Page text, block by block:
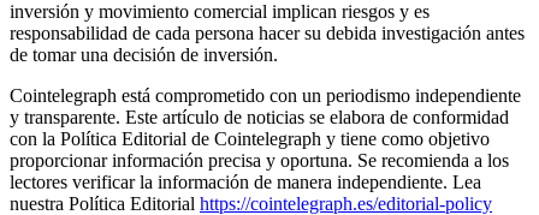
inversión y movimiento comercial implican riesgos y es
responsabilidad de cada persona hacer su debida investigación antes
de tomar una decisión de inversión.
Cointelegraph está comprometido con un periodismo independiente
y transparente. Este artículo de noticias se elabora de conformidad
con la Política Editorial de Cointelegraph y tiene como objetivo
proporcionar información precisa y oportuna. Se recomienda a los
lectores verificar la información de manera independiente. Lea
nuestra Política Editorial https://cointelegraph.es/editorial-policy